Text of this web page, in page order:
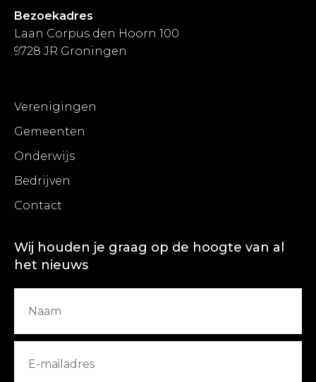
Bezoekadres
Laan Corpus den Hoorn 100
9728 JR Groningen
Verenigingen
Gemeenten
Onderwijs
Bedrijven
Contact
Wij houden je graag op de hoogte van al
het nieuws